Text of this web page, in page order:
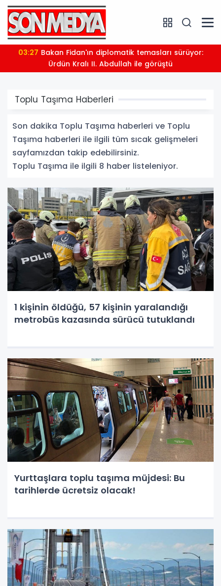
03:27
Ürdün Kralı II. Abdullah ile görüştü
Toplu Taşıma Haberleri
Son dakika Toplu Taşıma haberleri ve Toplu
Taşıma haberleri ile ilgili tüm sıcak gelişmeleri
sayfamızdan takip edebilirsiniz.
Toplu Taşıma ile ilgili 8 haber listeleniyor.
1 kişinin öldüğü, 57 kişinin yaralandığı
metrobüs kazasında sürücü tutuklandı
Yurttaşlara toplu taşıma müjdesi: Bu
tarihlerde ücretsiz olacak!